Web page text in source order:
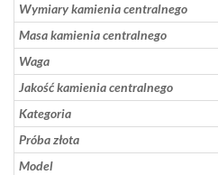
Wymiary kamienia centralnego
Masa kamienia centralnego
Waga
Jakość kamienia centralnego
Kategoria
Próba złota
Model